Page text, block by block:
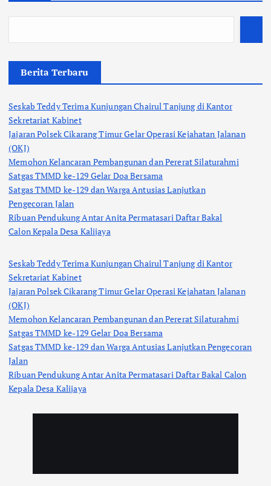
Berita Terbaru
Seskab Teddy Terima Kunjungan Chairul Tanjung di Kantor
Sekretariat Kabinet
Jajaran Polsek Cikarang Timur Gelar Operasi Kejahatan Jalanan
(OKJ)
Memohon Kelancaran Pembangunan dan Pererat Silaturahmi
Satgas TMMD ke-129 Gelar Doa Bersama
Satgas TMMD ke-129 dan Warga Antusias Lanjutkan
Pengecoran Jalan
Ribuan Pendukung Antar Anita Permatasari Daftar Bakal
Calon Kepala Desa Kalijaya
Seskab Teddy Terima Kunjungan Chairul Tanjung di Kantor
Sekretariat Kabinet
Jajaran Polsek Cikarang Timur Gelar Operasi Kejahatan Jalanan
(OKJ)
Memohon Kelancaran Pembangunan dan Pererat Silaturahmi
Satgas TMMD ke-129 Gelar Doa Bersama
Satgas TMMD ke-129 dan Warga Antusias Lanjutkan Pengecoran
Jalan
Ribuan Pendukung Antar Anita Permatasari Daftar Bakal Calon
Kepala Desa Kalijaya